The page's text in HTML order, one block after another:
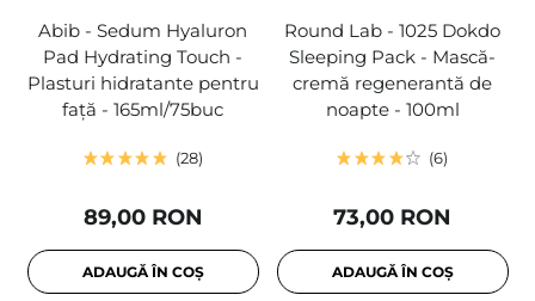
Abib - Sedum Hyaluron
Pad Hydrating Touch -
Plasturi hidratante pentru
față - 165ml/75buc
28
89,00 RON
ADAUGĂ ÎN COȘ
Round Lab - 1025 Dokdo
Sleeping Pack - Mască-
cremă regenerantă de
noapte - 100ml
6
73,00 RON
ADAUGĂ ÎN COȘ